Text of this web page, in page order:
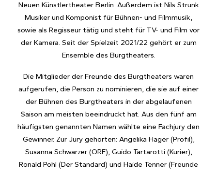
Neuen Künstlertheater Berlin. Außerdem ist Nils Strunk
Musiker und Komponist für Bühnen- und Filmmusik,
sowie als Regisseur tätig und steht für TV- und Film vor
der Kamera. Seit der Spielzeit 2021/22 gehört er zum
Ensemble des Burgtheaters.
Die Mitglieder der Freunde des Burgtheaters waren
aufgerufen, die Person zu nominieren, die sie auf einer
der Bühnen des Burgtheaters in der abgelaufenen
Saison am meisten beeindruckt hat. Aus den fünf am
häufigsten genannten Namen wählte eine Fachjury den
Gewinner. Zur Jury gehörten: Angelika Hager (Profil),
Susanna Schwarzer (ORF), Guido Tartarotti (Kurier),
Ronald Pohl (Der Standard) und Haide Tenner (Freunde